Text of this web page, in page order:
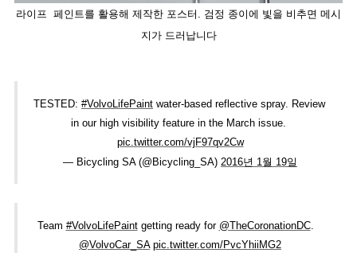
라이프  페인트를 활용해 제작한 포스터. 검정 종이에 빛을 비추면 메시
지가 드러납니다
TESTED: #VolvoLifePaint water-based reflective spray. Review
pic.twitter.com/vjF97qv2Cw
— Bicycling SA (@Bicycling_SA) 2016년 1월 19일
Team #VolvoLifePaint getting ready for @TheCoronationDC
@VolvoCar_SA pic.twitter.com/PvcYhiiMG2